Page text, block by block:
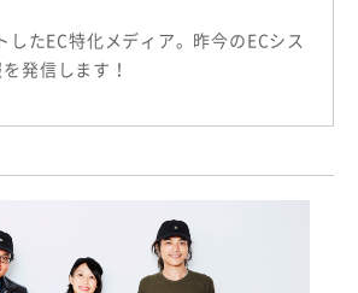
たEC特化メディア。昨今のECシス
発信します！